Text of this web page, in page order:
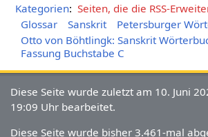
Kategorien: Seiten, die die RSS-
Glossar
Sanskrit
Petersburger
Otto von Böhtlingk: Sanskrit
Fassung Buchstabe C
Diese Seite wurde zuletzt am 10. Juni
19:09 Uhr bearbeitet.
Diese Seite wurde bisher 3.461-mal